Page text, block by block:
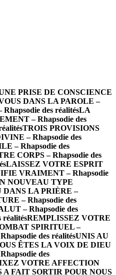
PRISE DE CONSCIENCE
DANS LA PAROLE –
des réalitésLA
– Rhapsodie des
TROIS PROVISIONS
– Rhapsodie des
– Rhapsodie des
CORPS – Rhapsodie des
LAISSEZ VOTRE ESPRIT
VRAIMENT – Rhapsodie
NOUVEAU TYPE
DANS LA PRIÈRE –
– Rhapsodie des
– Rhapsodie des
réalitésREMPLISSEZ VOTRE
SPIRITUEL –
des réalitésUNIS AU
ÊTES LA VOIX DE DIEU
des
VOTRE AFFECTION
A FAIT SORTIR POUR NOUS